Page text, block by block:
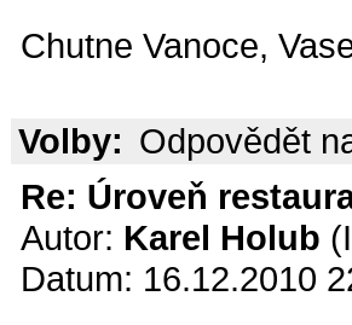
Chutne Vanoce,
Volby: Odpovědět
Re: Úroveň
Autor: Karel Holub
Datum: 16.12.2010